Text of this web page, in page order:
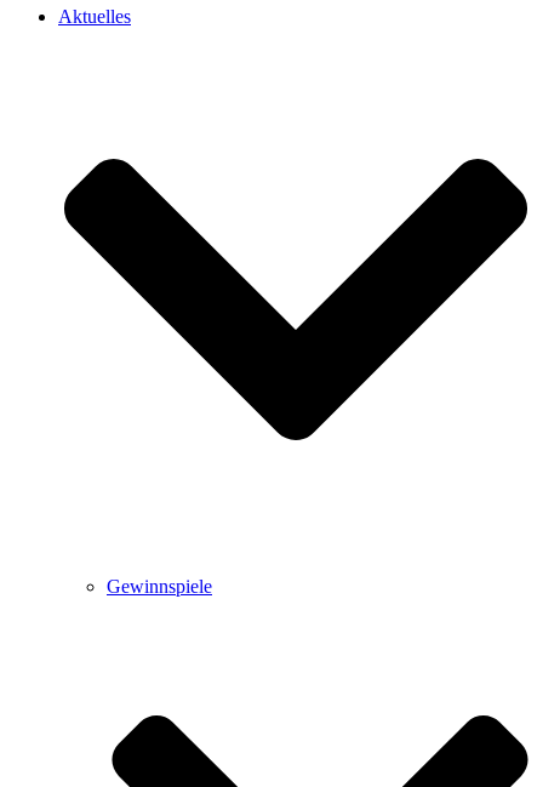
Aktuelles
Gewinnspiele